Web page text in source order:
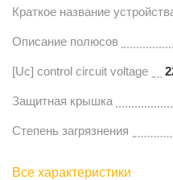
Краткое название
Описание полюсов
[Uc] control circuit voltage
Защитная крышка
Степень загрязнения
Все характеристики